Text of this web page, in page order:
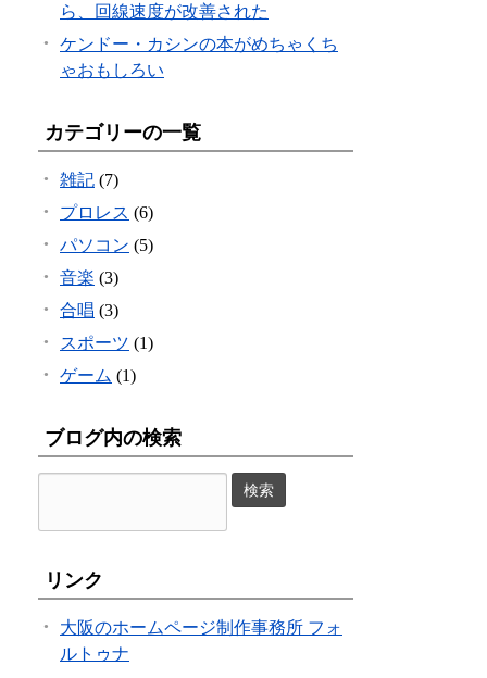
ら、回線速度が改善された
ケンドー・カシンの本がめちゃくち
ゃおもしろい
カテゴリーの一覧
雑記 (7)
プロレス (6)
パソコン (5)
音楽 (3)
合唱 (3)
スポーツ (1)
ゲーム (1)
ブログ内の検索
リンク
大阪のホームページ制作事務所 フォ
ルトゥナ